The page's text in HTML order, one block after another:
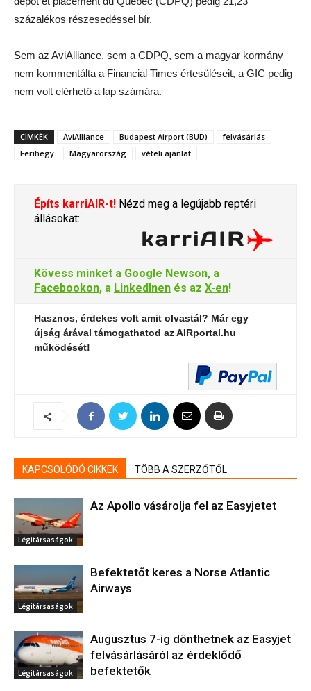
százalékos részesedéssel bír.
Sem az AviAlliance, sem a CDPQ, sem a magyar kormány
nem kommentálta a Financial Times értesüléseit, a GIC pedig
nem volt elérhető a lap számára.
CÍMKÉK AviAlliance Budapest Airport (BUD)
felvásárlás
Ferihegy
Magyarország vételi ajánlat
Építs karriAIR-t! Nézd meg a legújabb reptéri
állásokat:
Kövess minket a Google Newson, a
Facebookon, a LinkedInen és az X-en!
Hasznos, érdekes volt amit olvastál? Már egy
újság árával támogathatod az AIRportal.hu
működését!
KAPCSOLÓDÓ CIKKEK TÖBB A SZERZŐTŐL
Légitársaságok
Az Apollo vásárolja fel az Easyjetet
Légitársaságok
Befektetőt keres a Norse Atlantic
Airways
Légitársaságok
Augusztus 7-ig dönthetnek az Easyjet
felvásárlásáról az érdeklődő
befektetők